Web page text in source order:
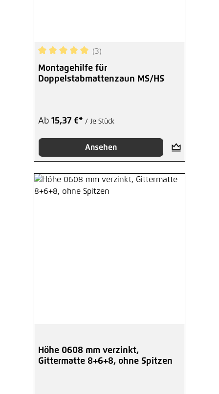
Durchschnittliche Bewertung von 5 von 5
(3)
Montagehilfe für
Doppelstabmattenzaun MS/HS
Ab 15,37 €* / Je Stück
Ansehen
Höhe 0608 mm verzinkt,
Gittermatte 8+6+8, ohne Spitzen